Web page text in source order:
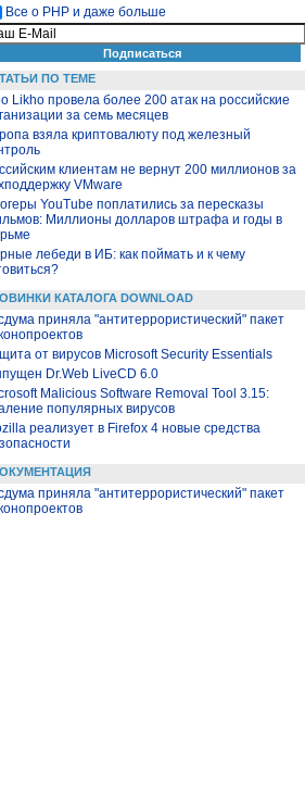
Все о PHP и даже больше
ПО ТЕМЕ
Likho провела более 200 атак на российские
за семь месяцев
взяла криптовалюту под железный
клиентам не вернут 200 миллионов за
VMware
YouTube поплатились за пересказы
Миллионы долларов штрафа и годы в
лебеди в ИБ: как поймать и к чему
КАТАЛОГА DOWNLOAD
приняла "антитеррористический" пакет
от вирусов Microsoft Security Essentials
Dr.Web LiveCD 6.0
Malicious Software Removal Tool 3.15:
популярных вирусов
реализует в Firefox 4 новые средства
приняла "антитеррористический" пакет